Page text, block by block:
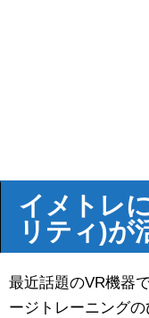
イメトレ
リティ)が
最近話題のVR機器
ージトレーニング